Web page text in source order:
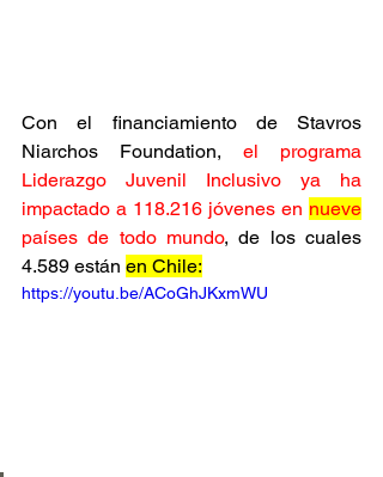
Con el financiamiento de Stavros
Niarchos Foundation, el programa
Liderazgo Juvenil Inclusivo ya ha
impactado a 118.216 jóvenes en nueve
países de todo mundo, de los cuales
4.589 están en Chile:
https://youtu.be/ACoGhJKxmWU